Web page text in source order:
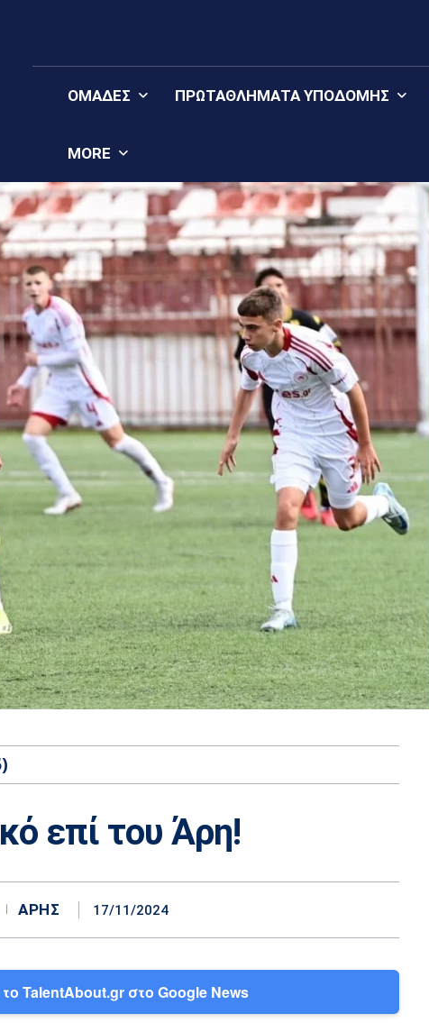
ΟΜΆΔΕΣ ΠΡΩΤΑΘΛΉΜΑΤΑ YΠΟΔΟΜΉΣ
MORE
επί του Άρη!
ΆΡΗΣ 17/11/2024
TalentAbout.gr στο Google News